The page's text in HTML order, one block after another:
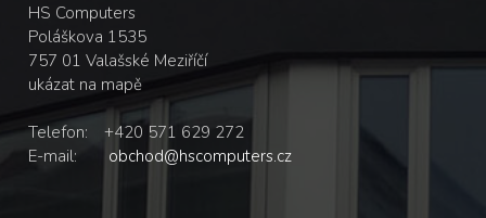
HS Computers
Poláškova 1535
757 01 Valašské Meziříčí
ukázat na mapě
Telefon:
+420 571 629 272
E-mail:
obchod@hscomputers.cz